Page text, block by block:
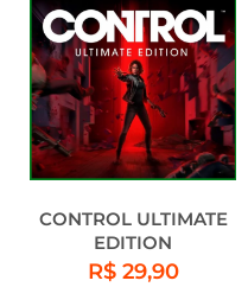
CONTROL ULTIMATE
EDITION
R$ 29,90